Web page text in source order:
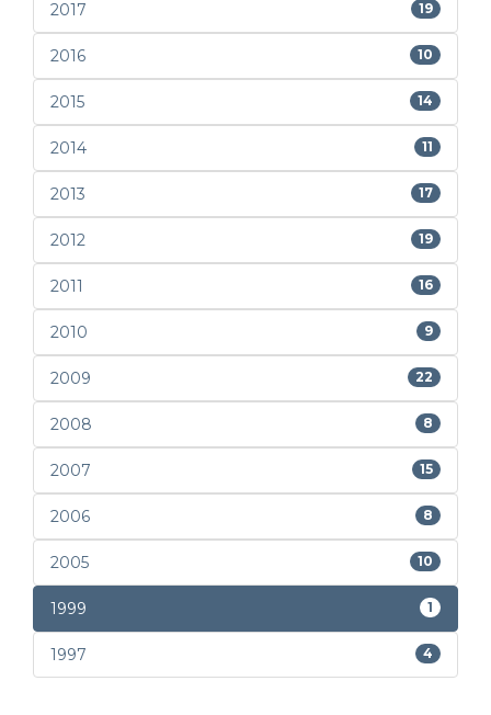
2017 19
2016 10
2015 14
2014 11
2013 17
2012 19
2011 16
2010 9
2009 22
2008 8
2007 15
2006 8
2005 10
1999 1
1997 4